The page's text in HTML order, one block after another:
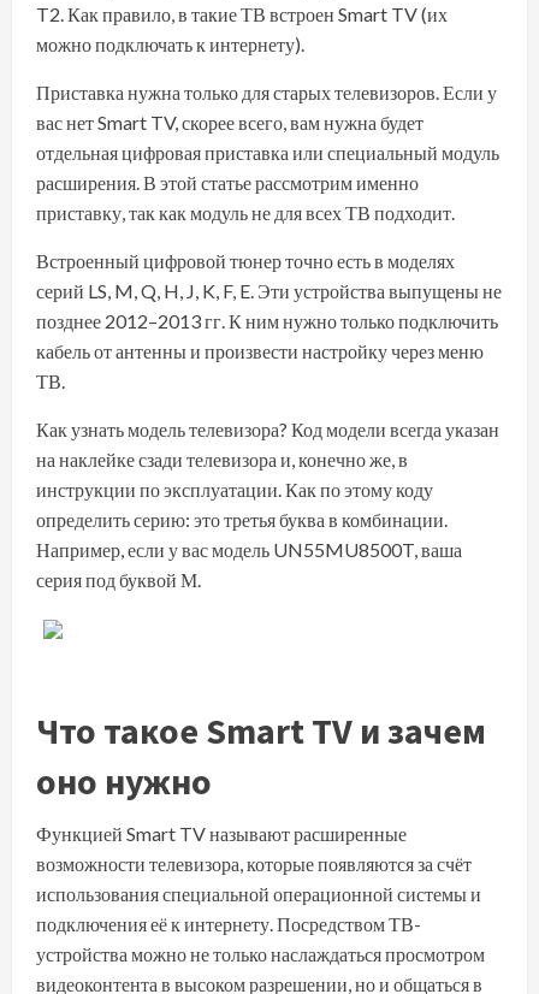
T2. Как правило, в такие ТВ встроен Smart TV (их
можно подключать к интернету).
Приставка нужна только для старых телевизоров. Если у
вас нет Smart TV, скорее всего, вам нужна будет
отдельная цифровая приставка или специальный модуль
расширения. В этой статье рассмотрим именно
приставку, так как модуль не для всех ТВ подходит.
Встроенный цифровой тюнер точно есть в моделях
серий LS, M, Q, H, J, K, F, E. Эти устройства выпущены не
позднее 2012–2013 гг. К ним нужно только подключить
кабель от антенны и произвести настройку через меню
ТВ.
Как узнать модель телевизора? Код модели всегда указан
на наклейке сзади телевизора и, конечно же, в
инструкции по эксплуатации. Как по этому коду
определить серию: это третья буква в комбинации.
Например, если у вас модель UN55MU8500T, ваша
серия под буквой М.
Что такое Smart TV и зачем
оно нужно
Функцией Smart TV называют расширенные
возможности телевизора, которые появляются за счёт
использования специальной операционной системы и
подключения её к интернету. Посредством ТВ-
устройства можно не только наслаждаться просмотром
видеоконтента в высоком разрешении, но и общаться в